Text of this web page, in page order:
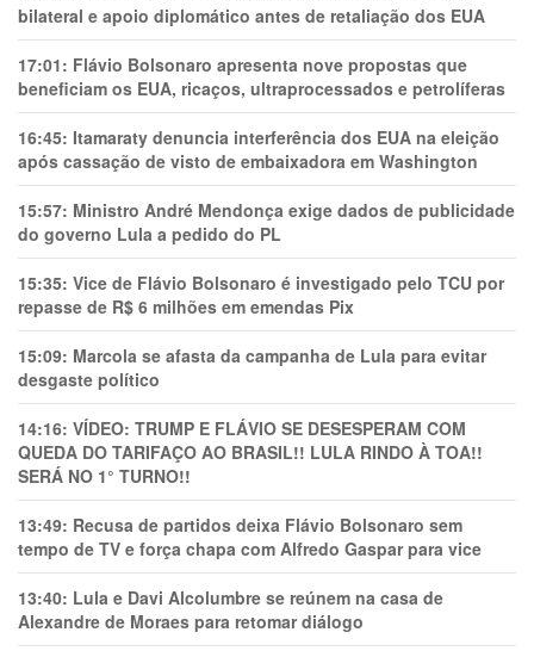
bilateral e apoio diplomático antes de retaliação dos EUA
17:01: Flávio Bolsonaro apresenta nove propostas que
beneficiam os EUA, ricaços, ultraprocessados e petrolíferas
16:45: Itamaraty denuncia interferência dos EUA na eleição
após cassação de visto de embaixadora em Washington
15:57: Ministro André Mendonça exige dados de publicidade
do governo Lula a pedido do PL
15:35: Vice de Flávio Bolsonaro é investigado pelo TCU por
repasse de R$ 6 milhões em emendas Pix
15:09: Marcola se afasta da campanha de Lula para evitar
desgaste político
14:16: VÍDEO: TRUMP E FLÁVIO SE DESESPERAM COM
QUEDA DO TARIFAÇO AO BRASIL!! LULA RINDO À TOA!!
SERÁ NO 1° TURNO!!
13:49: Recusa de partidos deixa Flávio Bolsonaro sem
tempo de TV e força chapa com Alfredo Gaspar para vice
13:40: Lula e Davi Alcolumbre se reúnem na casa de
Alexandre de Moraes para retomar diálogo